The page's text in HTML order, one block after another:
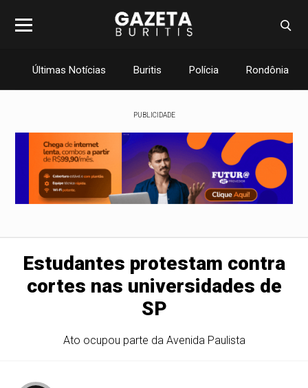
Últimas Notícias Buritis Polícia Rondônia
PUBLICIDADE
Estudantes protestam contra
cortes nas universidades de
SP
Ato ocupou parte da Avenida Paulista